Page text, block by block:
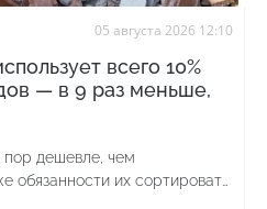
05 августа 2026 12:10
всего 10%
— в 9 раз меньше,
пор дешевле, чем
обязанности их сортировать